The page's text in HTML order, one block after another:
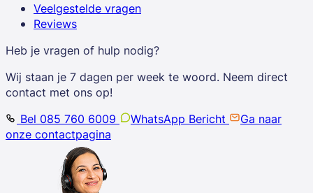
Veelgestelde vragen
Reviews
Heb je vragen of hulp nodig?
Wij staan je 7 dagen per week te woord. Neem direct
contact met ons op!
Bel 085 760 6009
WhatsApp Bericht
Ga naar
onze contactpagina